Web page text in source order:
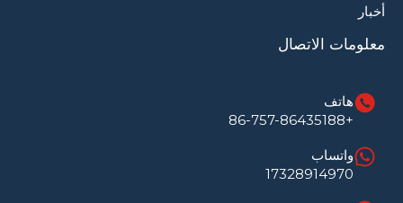
أخبار
معلومات الاتصال
هاتف
+86-757-86435188
واتساب
17328914970